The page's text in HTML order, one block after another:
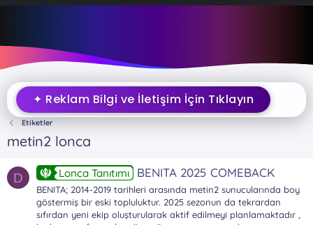
✦ Reklam Bilgi ve İletişim İçin Tıklayın
Etiketler
metin2 lonca
D Lonca Tanıtımı BENITA 2025 COMEBACK
BENITA; 2014-2019 tarihleri arasında metin2 sunucularında boy
göstermiş bir eski topluluktur. 2025 sezonun da tekrardan
sıfırdan yeni ekip oluşturularak aktif edilmeyi planlamaktadır ,